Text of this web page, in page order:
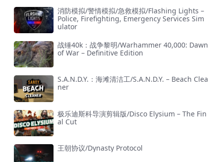
消防模拟/警情模拟/急救模拟/Flashing Lights –
Police, Firefighting, Emergency Services Sim
ulator
战锤40k：战争黎明/Warhammer 40,000: Dawn
of War – Definitive Edition
S.A.N.D.Y.：海滩清洁工/S.A.N.D.Y. – Beach Clea
ner
极乐迪斯科导演剪辑版/Disco Elysium – The Fin
al Cut
王朝协议/Dynasty Protocol